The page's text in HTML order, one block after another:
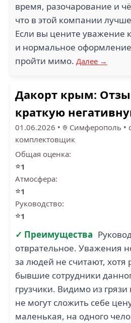
время, разочарование и
что в этой компании
Если вы цените уважение
и нормальное
пройти мимо. Далее →
Дакорт крым:
краткую
01.06.2026 • Симферополь •
комплектовщик
Общая оценка:
⭐1
Атмосфера:
⭐1
Руководство:
⭐1
✓ Преимущества
отврательное. Уважения
за людей не считают, хотя
бывшие сотрудники
грузчики. Видимо из
не могут сложить себе
маленькая, на одного